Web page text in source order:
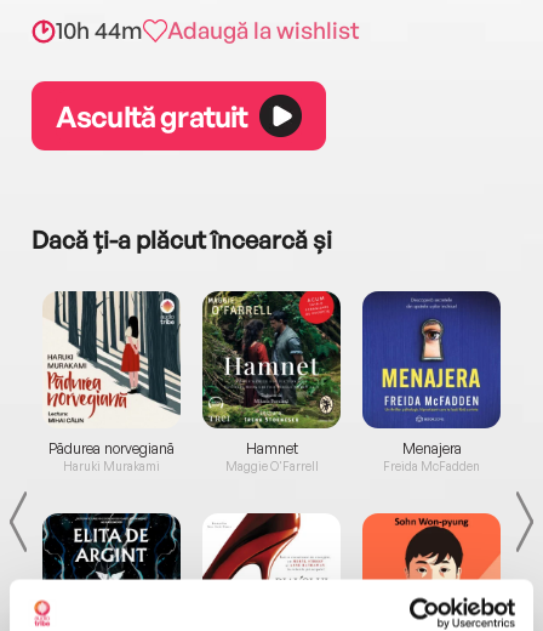
10h 44m Adaugă la wishlist
Ascultă gratuit
Dacă ți-a plăcut încearcă și
Pădurea norvegiană
Haruki Murakami
Hamnet
Maggie O'Farrell
Menajera
Freida McFadden